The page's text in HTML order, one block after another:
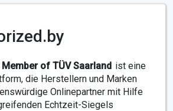
Member of TÜV Saarland ist eine
die Herstellern und Marken
Onlinepartner mit Hilfe
Echtzeit-Siegels